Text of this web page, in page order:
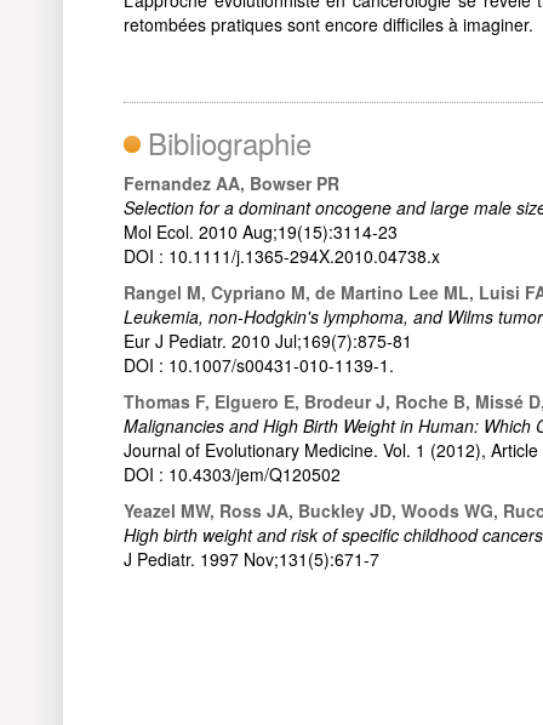
retombées pratiques sont encore difficiles à imaginer.
Bibliographie
Fernandez AA, Bowser PR
Selection for a dominant oncogene and large male
Mol Ecol. 2010 Aug;19(15):3114-23
DOI : 10.1111/j.1365-294X.2010.04738.x
Rangel M, Cypriano M, de Martino Lee ML, Luisi
Leukemia, non-Hodgkin's lymphoma, and Wilms
Eur J Pediatr. 2010 Jul;169(7):875-81
DOI : 10.1007/s00431-010-1139-1.
Thomas F, Elguero E, Brodeur J, Roche B, Missé
Malignancies and High Birth Weight in Human:
Journal of Evolutionary Medicine. Vol. 1 (2012),
DOI : 10.4303/jem/Q120502
Yeazel MW, Ross JA, Buckley JD, Woods WG,
High birth weight and risk of specific childhood
J Pediatr. 1997 Nov;131(5):671-7